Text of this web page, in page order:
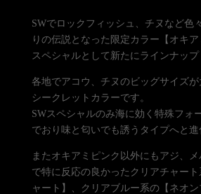
SWでロックフィッシュ、チヌなど色
りの伝説となった限定カラー【オキ
スペシャルとして新たにラインナップ
各地でアコウ、チヌのビッグサイズ
シークレットカラーです。
SWスペシャルのみ海に効く特殊フォ
でおり味と匂いでも誘うタイプへと進
またオキアミピンク以外にもアジ、
で特に反応の良かったクリアチャー
ャート】、クリアブルー系の【ネオ